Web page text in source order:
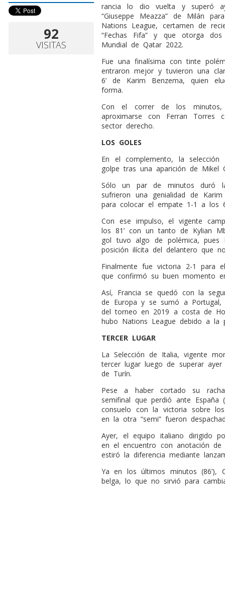
92
VISITAS
rancia lo dio vuelta y superó
“Giuseppe Meazza” de Milán
Nations League, certamen de
“Fechas Fifa” y que otorga
Mundial de Qatar 2022.
Fue una finalísima con tinte
entraron mejor y tuvieron una
6’ de Karim Benzema, quien
forma.
Con el correr de los
aproximarse con Ferran Torres
sector derecho.
LOS GOLES
En el complemento, la
golpe tras una aparición de Mikel
Sólo un par de minutos duró
sufrieron una genialidad de
para colocar el empate 1-1 a los
Con ese impulso, el vigente
los 81’ con un tanto de Kylian
gol tuvo algo de polémica, pues
posición ilícita del delantero que
Finalmente fue victoria 2-1 para
que confirmó su buen momento
Así, Francia se quedó con la
de Europa y se sumó a
del torneo en 2019 a costa de
hubo Nations League debido a la
TERCER LUGAR
La Selección de Italia, vigente
tercer lugar luego de superar
de Turín.
Pese a haber cortado su
semifinal que perdió ante España
consuelo con la victoria sobre los
en la otra “semi” fueron
Ayer, el equipo italiano dirigido
en el encuentro con anotación de
estiró la diferencia mediante
Ya en los últimos minutos (86’),
belga, lo que no sirvió para